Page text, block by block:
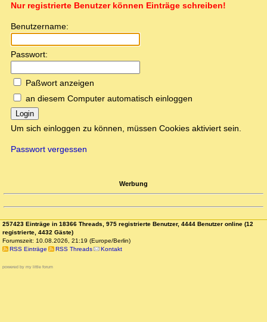
Nur registrierte Benutzer können Einträge schreiben!
Benutzername:
Passwort:
Paßwort anzeigen
an diesem Computer automatisch einloggen
Login
Um sich einloggen zu können, müssen Cookies aktiviert sein.
Passwort vergessen
Werbung
257423 Einträge in 18366 Threads, 975 registrierte Benutzer, 4444 Benutzer online (12
registrierte, 4432 Gäste)
Forumszeit: 10.08.2026, 21:19 (Europe/Berlin)
RSS Einträge
RSS Threads Kontakt
powered by my little forum